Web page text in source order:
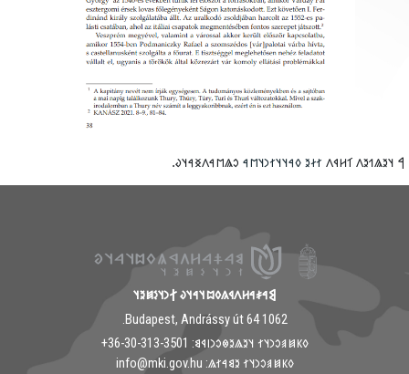
‮𐲀 𐳦𐳉𐳖𐳒𐳉𐳤
𐳐𐳇𐳉 𐳓𐳀𐳦𐳦𐳐𐳙𐳦𐳮𐳀
𐳛𐳖𐳮𐳀𐳤𐳏𐳀𐳦𐳜.
𐲘𐳀𐳎𐳀𐳢𐳤𐳁𐳍𐳓𐳪𐳦𐳀𐳦𐳜 𐲐𐳙𐳦𐳋𐳯𐳉𐳦
1062 Budapest, Andrássy út 64.
𐳓𐳞𐳯𐳠𐳛𐳙𐳦𐳐 𐳦𐳉𐳖𐳉𐳌𐳛𐳙𐳥𐳁𐳘: ‭+36-30-313-3501
𐳓𐳞𐳯𐳠𐳛𐳙𐳦𐳐 𐳉𐳘𐳀𐳐𐳖: info@mki.gov.hu